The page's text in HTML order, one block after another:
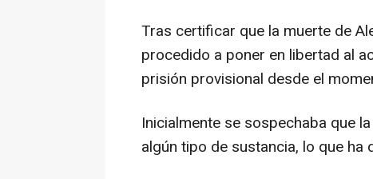
Tras certificar que la muerte de
procedido a poner en libertad al
prisión provisional desde el
Inicialmente se sospechaba que
algún tipo de sustancia, lo que